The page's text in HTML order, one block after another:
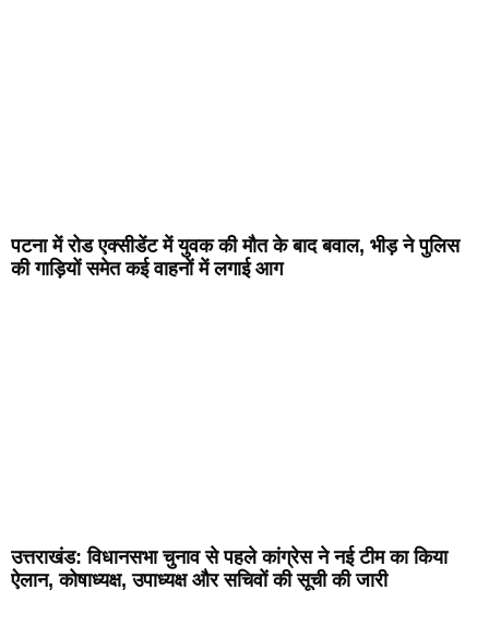
पटना में रोड एक्सीडेंट में युवक की मौत के बाद बवाल, भीड़ ने पुलिस
की गाड़ियों समेत कई वाहनों में लगाई आग
उत्तराखंड: विधानसभा चुनाव से पहले कांग्रेस ने नई टीम का किया
ऐलान, कोषाध्यक्ष, उपाध्यक्ष और सचिवों की सूची की जारी